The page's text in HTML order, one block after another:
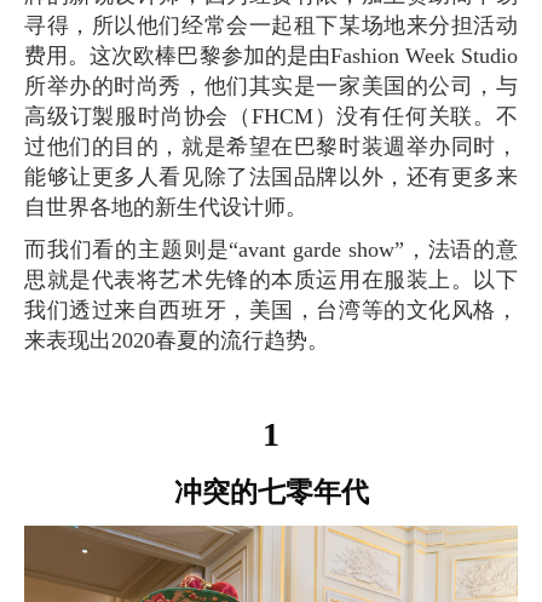
寻得，所以他们经常会一起租下某场地来分担活动
费用。这次欧棒巴黎参加的是由Fashion Week Studio
所举办的时尚秀，他们其实是一家美国的公司，与
高级订製服时尚协会（FHCM）没有任何关联。不
过他们的目的，就是希望在巴黎时装週举办同时，
能够让更多人看见除了法国品牌以外，还有更多来
自世界各地的新生代设计师。
而我们看的主题则是“avant garde show”，法语的意
思就是代表将艺术先锋的本质运用在服装上。以下
我们透过来自西班牙，美国，台湾等的文化风格，
来表现出2020春夏的流行趋势。
1
冲突的七零年代